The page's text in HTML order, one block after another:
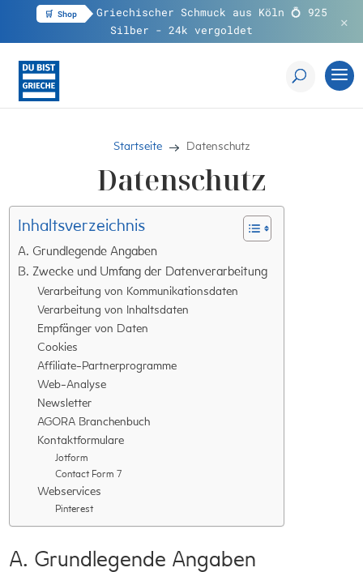
🛒 Shop
Griechischer Schmuck aus Köln 💍 925
Silber - 24k vergoldet
✕
Startseite → Datenschutz
Datenschutz
Inhaltsverzeichnis
A. Grundlegende Angaben
B. Zwecke und Umfang der Datenverarbeitung
Verarbeitung von Kommunikationsdaten
Verarbeitung von Inhaltsdaten
Empfänger von Daten
Cookies
Affiliate-Partnerprogramme
Web-Analyse
Newsletter
AGORA Branchenbuch
Kontaktformulare
Jotform
Contact Form 7
Webservices
Pinterest
A. Grundlegende Angaben